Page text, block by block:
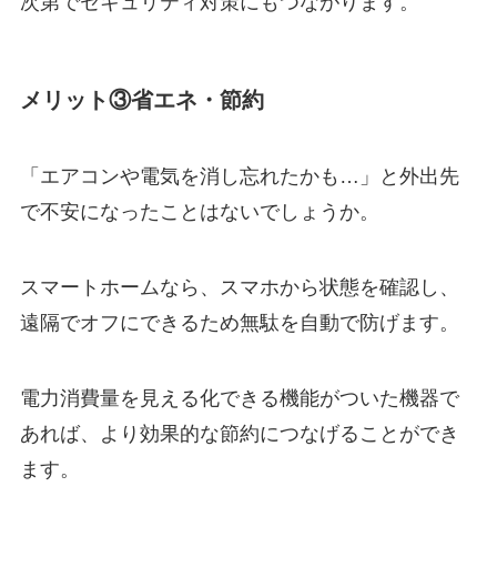
メリット③省エネ・節約
「エアコンや電気を消し忘れたかも…」と外出先
で不安になったことはないでしょうか。
スマートホームなら、スマホから状態を確認し、
遠隔でオフにできるため無駄を自動で防げます。
電力消費量を見える化できる機能がついた機器で
あれば、より効果的な節約につなげることができ
ます。